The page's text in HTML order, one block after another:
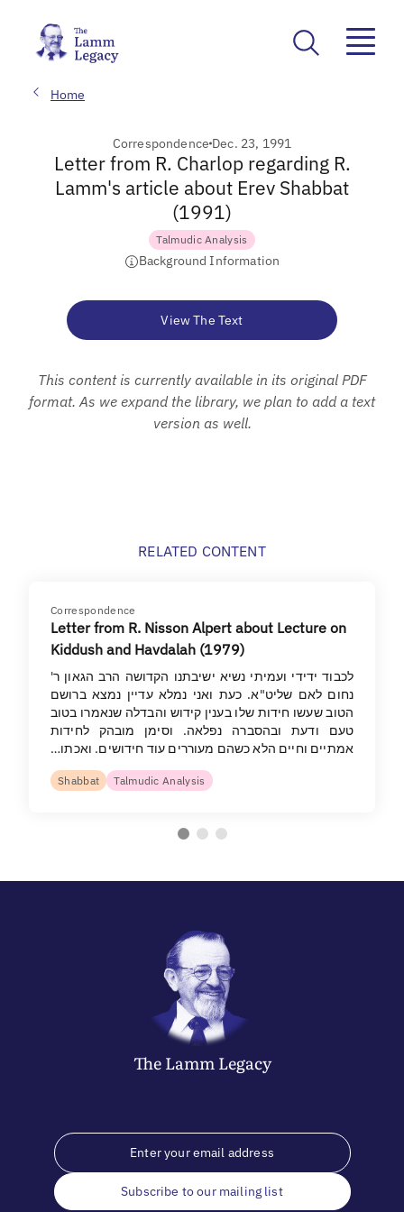
Home
Correspondence Dec. 23, 1991
Letter from R. Charlop regarding R.
Lamm's article about Erev Shabbat
(1991)
Talmudic Analysis
Background Information
View The Text
This content is currently available in its original PDF
format. As we expand the library, we plan to add a text
version as well.
RELATED CONTENT
Correspondence
Letter from R. Nisson Alpert about Lecture on
Kiddush and Havdalah (1979)
לכבוד ידידי ועמיתי נשיא ישיבתנו הקדושה הרב הגאון ר'
נחום לאם שליט"א. כעת ואני נמלא עדיין נמצא ברושם
הטוב שעשו חידות שלו בענין קידוש והבדלה שנאמרו בטוב
טעם ודעת ובהסברה נפלאה. וסימן מובהק לחידות
אמתיים וחיים הלא כשהם מעוררים עוד חידושים. ואכתו…
Shabbat Talmudic Analysis
The LammLegacy
Subscribe to our mailing list